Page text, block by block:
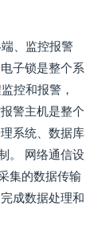
、监控报警
子锁是整个系
控和报警，
警主机是整个
系统、数据库
。 网络通信设
集的数据传输
成数据处理和